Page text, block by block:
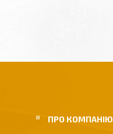
ПРО КОМПАНІЮ